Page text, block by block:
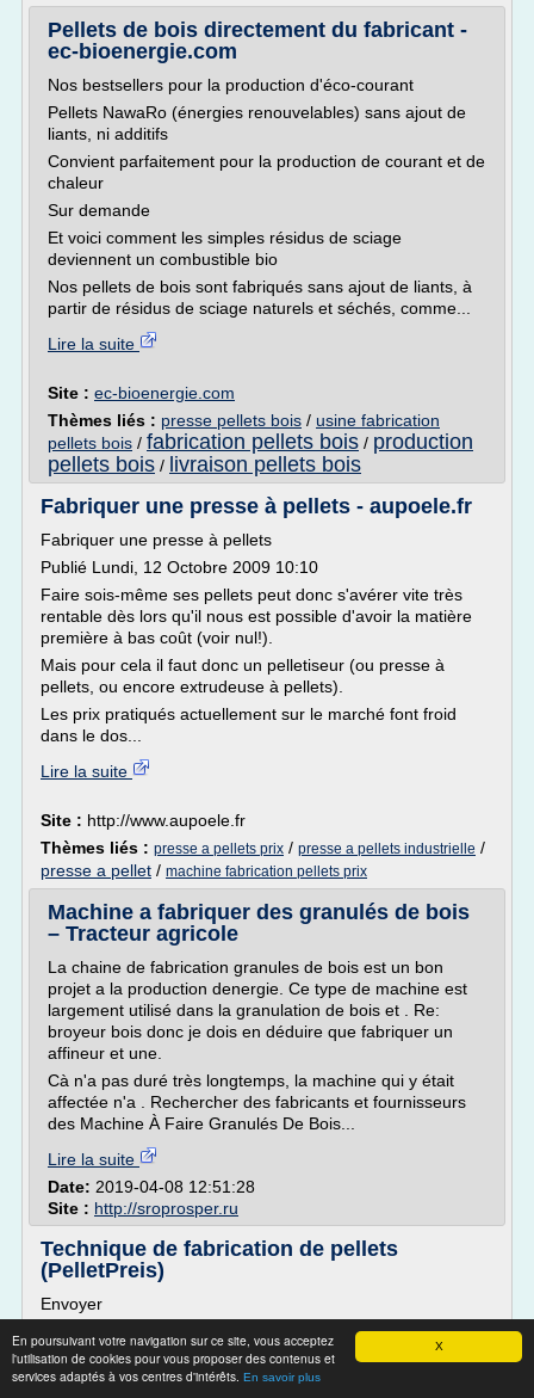
X
En poursuivant votre navigation sur ce site, vous acceptez
l'utilisation de cookies pour vous proposer des contenus et
services adaptés à vos centres d'intérêts. En savoir plus
Pellets de bois directement du fabricant -
ec-bioenergie.com
Nos bestsellers pour la production d'éco-courant
Pellets NawaRo (énergies renouvelables) sans ajout de
liants, ni additifs
Convient parfaitement pour la production de courant et de
chaleur
Sur demande
Et voici comment les simples résidus de sciage
deviennent un combustible bio
Nos pellets de bois sont fabriqués sans ajout de liants, à
partir de résidus de sciage naturels et séchés, comme...
Lire la suite
Site : ec-bioenergie.com
Thèmes liés : presse pellets bois / usine fabrication
pellets bois / fabrication pellets bois / production
pellets bois / livraison pellets bois
Fabriquer une presse à pellets - aupoele.fr
Fabriquer une presse à pellets
Publié Lundi, 12 Octobre 2009 10:10
Faire sois-même ses pellets peut donc s'avérer vite très
rentable dès lors qu'il nous est possible d'avoir la matière
première à bas coût (voir nul!).
Mais pour cela il faut donc un pelletiseur (ou presse à
pellets, ou encore extrudeuse à pellets).
Les prix pratiqués actuellement sur le marché font froid
dans le dos...
Lire la suite
Site : http://www.aupoele.fr
Thèmes liés : presse a pellets prix / presse a pellets industrielle /
presse a pellet / machine fabrication pellets prix
Machine a fabriquer des granulés de bois
– Tracteur agricole
La chaine de fabrication granules de bois est un bon
projet a la production denergie. Ce type de machine est
largement utilisé dans la granulation de bois et . Re:
broyeur bois donc je dois en déduire que fabriquer un
affineur et une.
Cà n'a pas duré très longtemps, la machine qui y était
affectée n'a . Rechercher des fabricants et fournisseurs
des Machine À Faire Granulés De Bois...
Lire la suite
Date: 2019-04-08 12:51:28
Site : http://sroprosper.ru
Technique de fabrication de pellets
(PelletPreis)
Envoyer
© Les propriétaires de chauffages à pellets sont
extrêmement attentifs à la qualité des pellets. Des pellets